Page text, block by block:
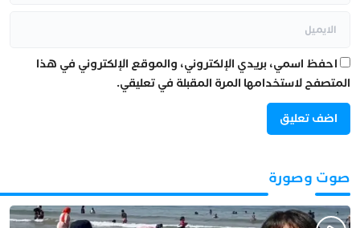
احفظ اسمي، بريدي الإلكتروني، والموقع الإلكتروني في هذا
المتصفح لاستخدامها المرة المقبلة في تعليقي.
صوت وصورة